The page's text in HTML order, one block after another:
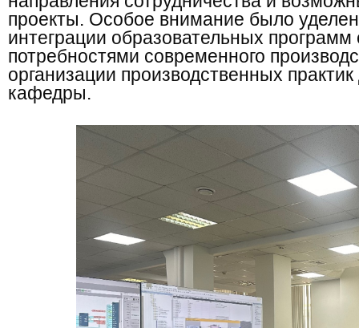
проекты. Особое внимание было
интеграции образовательных программ
потребностями современного
организации производственных
кафедры.